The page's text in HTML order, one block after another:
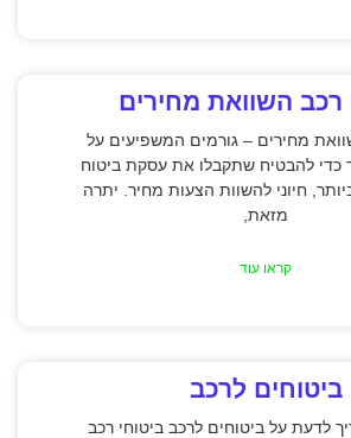
רכב השוואת מחירים
מחירים – גורמים המשפיעים על
כדי להבטיח שתקבלו את עסקת ביטוח
חיוני להשוות הצעות מחיר. יתרה
מזאת,
קראו עוד
ביטוחים לרכב
לדעת על ביטוחים לרכב ביטוחי רכב